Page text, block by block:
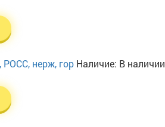
РОСС, нерж, горНаличие: В наличии